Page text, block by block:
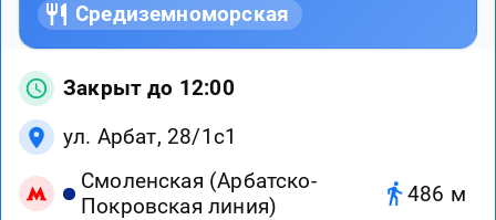
Средиземноморская
Закрыт до 12:00
ул. Арбат, 28/1с1
Смоленская (Арбатско-
Покровская линия)
486 м